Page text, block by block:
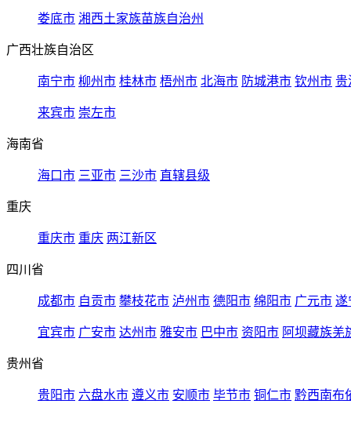
娄底市 湘西土家族苗族自治州
广西壮族自治区
南宁市 柳州市 桂林市 梧州市 北海市 防城港市 钦州市 贵
来宾市 崇左市
海南省
海口市 三亚市 三沙市 直辖县级
重庆
重庆市 重庆 两江新区
四川省
成都市 自贡市 攀枝花市 泸州市 德阳市 绵阳市 广元市 遂
宜宾市 广安市 达州市 雅安市 巴中市 资阳市 阿坝藏族羌
贵州省
贵阳市 六盘水市 遵义市 安顺市 毕节市 铜仁市 黔西南布